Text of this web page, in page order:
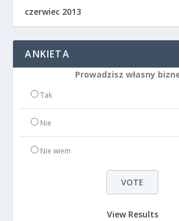
czerwiec 2013
ANKIETA
Prowadzisz własny
Tak
Nie
Nie wiem
View Results